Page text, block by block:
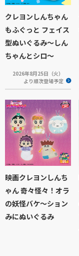
クレヨンしんちゃん
もふぐっと フェイス
型ぬいぐるみ～しん
ちゃんとシロ～
2026年8月25日（火）
より順次登場予定
映画クレヨンしんち
ゃん 奇々怪々！オラ
の妖怪バケ～ション
みにぬいぐるみ